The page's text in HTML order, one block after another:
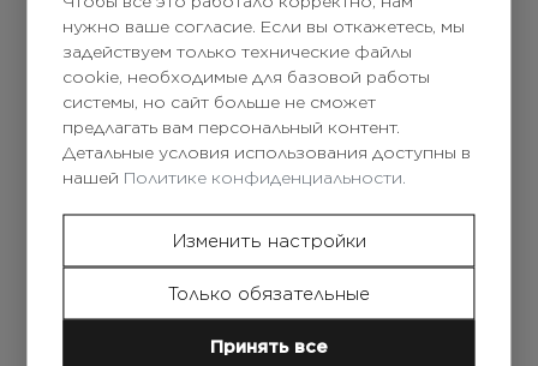
обретенного опыта в области
профессиональной косметики и
предпринимательского духа семьи Сайнс.
нужно ваше согласие. Если вы откажетесь, мы
задействуем только технические файлы
cookie, необходимые для базовой работы
системы, но сайт больше не сможет
предлагать вам персональный контент.
Детальные условия использования доступны в
нашей Политике конфиденциальности.
Изменить настройки
Только обязательные
Принять все